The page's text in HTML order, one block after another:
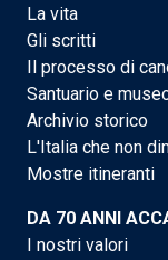
La vita
Gli scritti
Il processo di
Santuario e
Archivio storico
L'Italia che non
Mostre itineranti
DA 70 ANNI
I nostri valori